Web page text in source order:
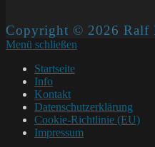
Copyright © 2026 Ralf
Menü schließen
Startseite
Info
Kontakt
Datenschutzerklärung
Cookie-Richtlinie (EU)
Impressum